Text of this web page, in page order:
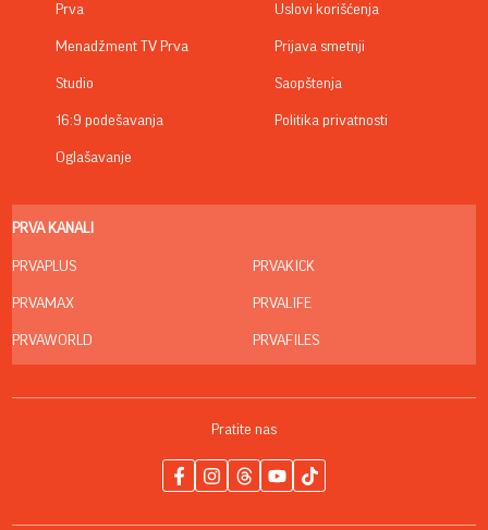
Prva
Menadžment TV Prva
Studio
16:9 podešavanja
Oglašavanje
Uslovi korišćenja
Prijava smetnji
Saopštenja
Politika privatnosti
PRVA KANALI
PRVAPLUS
PRVAMAX
PRVAWORLD
PRVAKICK
PRVALIFE
PRVAFILES
Pratite nas